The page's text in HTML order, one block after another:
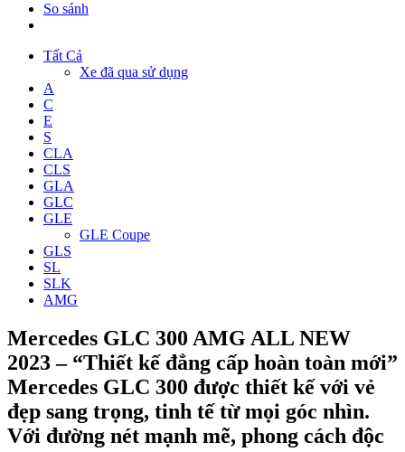
So sánh
Tất Cả
Xe đã qua sử dụng
A
C
E
S
CLA
CLS
GLA
GLC
GLE
GLE Coupe
GLS
SL
SLK
AMG
Mercedes GLC 300 AMG ALL NEW
2023 – “Thiết kế đẳng cấp hoàn toàn mới”
Mercedes GLC 300 được thiết kế với vẻ
đẹp sang trọng, tinh tế từ mọi góc nhìn.
Với đường nét mạnh mẽ, phong cách độc